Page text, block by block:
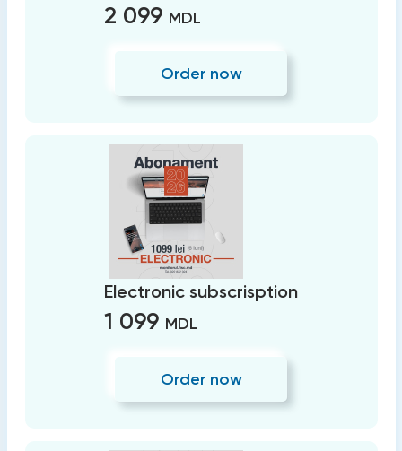
2 099 MDL
Order now
Electronic subscrisption
1 099 MDL
Order now